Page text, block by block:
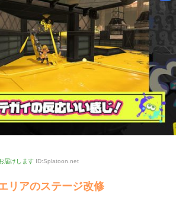
届けします ID:Splatoon.net
リアのステージ改修